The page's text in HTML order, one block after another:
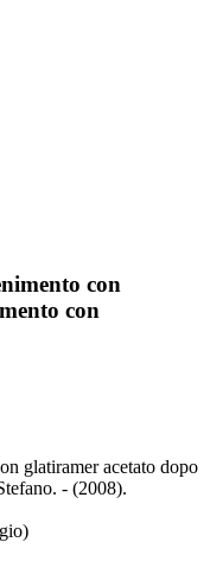
con
con
glatiramer acetato dopo
- (2008).